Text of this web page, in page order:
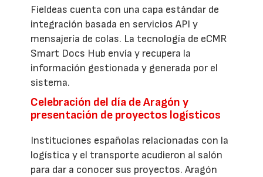
Fieldeas cuenta con una capa estándar de
integración basada en servicios API y
mensajería de colas. La tecnología de eCMR
Smart Docs Hub envía y recupera la
información gestionada y generada por el
sistema.
Celebración del día de Aragón y
presentación de proyectos logísticos
Instituciones españolas relacionadas con la
logística y el transporte acudieron al salón
para dar a conocer sus proyectos. Aragón